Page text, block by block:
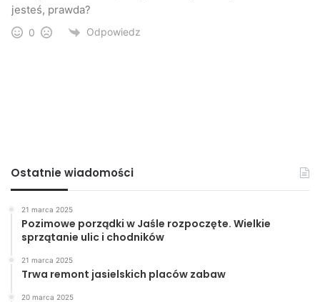
jesteś, prawda?
0 Odpowiedz
Ostatnie wiadomości
21 marca 2025
Pozimowe porządki w Jaśle rozpoczęte. Wielkie
sprzątanie ulic i chodników
21 marca 2025
Trwa remont jasielskich placów zabaw
20 marca 2025